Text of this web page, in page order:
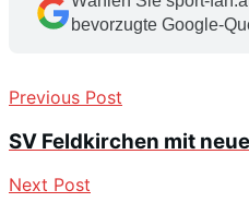
bevorzugte Google-
Previous Post
SV Feldkirchen mit
Next Post